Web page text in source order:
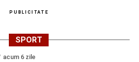
PUBLICITATE
SPORT
acum 6 zile